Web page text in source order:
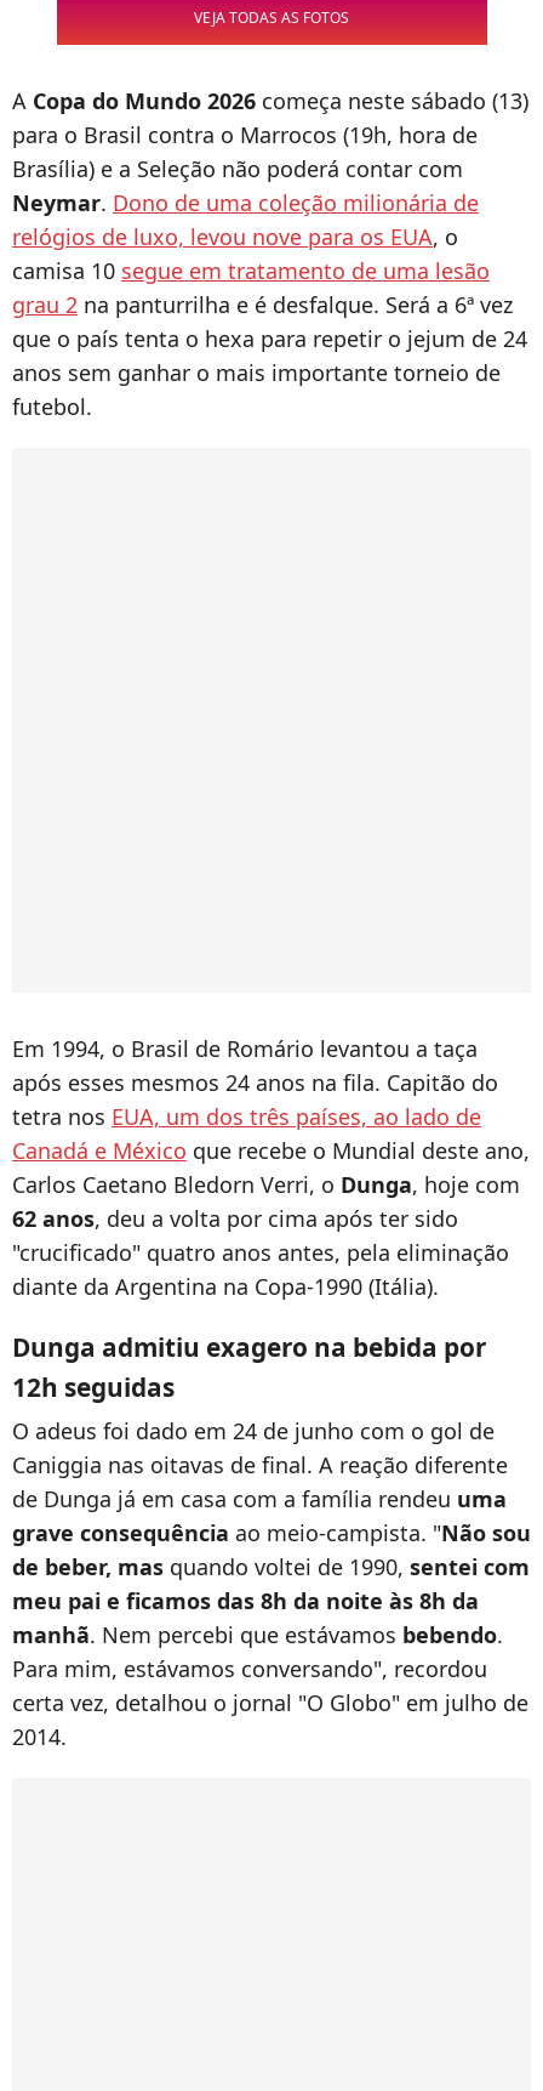
VEJA TODAS AS FOTOS
A Copa do Mundo 2026 começa neste sábado (13)
para o Brasil contra o Marrocos (19h, hora de
Brasília) e a Seleção não poderá contar com
Neymar. Dono de uma coleção milionária de
relógios de luxo, levou nove para os EUA, o
camisa 10 segue em tratamento de uma lesão
grau 2 na panturrilha e é desfalque. Será a 6ª vez
que o país tenta o hexa para repetir o jejum de 24
anos sem ganhar o mais importante torneio de
futebol.
Em 1994, o Brasil de Romário levantou a taça
após esses mesmos 24 anos na fila. Capitão do
tetra nos EUA, um dos três países, ao lado de
Canadá e México que recebe o Mundial deste ano,
Carlos Caetano Bledorn Verri, o Dunga, hoje com
62 anos, deu a volta por cima após ter sido
"crucificado" quatro anos antes, pela eliminação
diante da Argentina na Copa-1990 (Itália).
Dunga admitiu exagero na bebida por
12h seguidas
O adeus foi dado em 24 de junho com o gol de
Caniggia nas oitavas de final. A reação diferente
de Dunga já em casa com a família rendeu uma
grave consequência ao meio-campista. "Não sou
de beber, mas quando voltei de 1990, sentei com
meu pai e ficamos das 8h da noite às 8h da
manhã. Nem percebi que estávamos bebendo.
Para mim, estávamos conversando", recordou
certa vez, detalhou o jornal "O Globo" em julho de
2014.